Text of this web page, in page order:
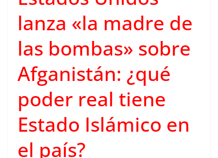
lanza «la madre de
las bombas» sobre
Afganistán: ¿qué
poder real tiene
Estado Islámico en
el país?